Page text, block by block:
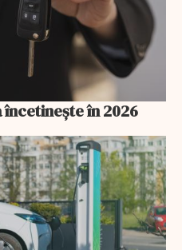
încetinește în 2026